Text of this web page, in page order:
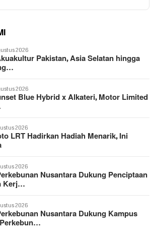
2026
Pakistan, Asia Selatan hingga
2026
Blue Hybrid x Alkateri, Motor Limited
2026
LRT Hadirkan Hadiah Menarik, Ini
2026
Nusantara Dukung Penciptaan
Kerj…
2026
Nusantara Dukung Kampus